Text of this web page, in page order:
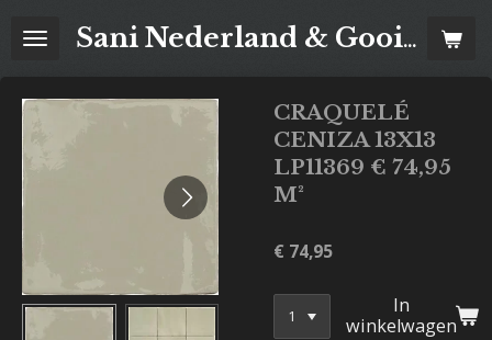
direct
hoofdinhoud
Sani Nederland & Goois Tegelhuis
CRAQUELÉ
CENIZA 13X13
LP11369 € 74,95
M²
€ 74,95
In
winkelwagen